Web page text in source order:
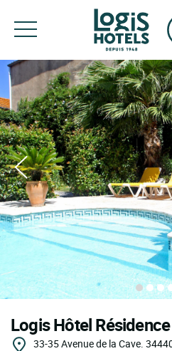
Logis Hôtel Résidence
33-35 Avenue de la Cave.